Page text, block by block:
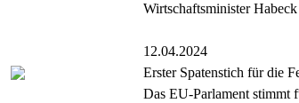
Wirtschaftsminister
12.04.2024
Erster Spatenstich für die
Das EU-Parlament stimmt